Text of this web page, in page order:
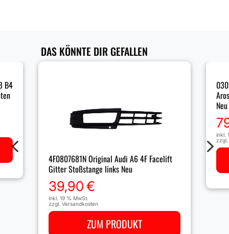
DAS KÖNNTE DIR GEFALLEN
B4
4F0807681N Original Audi A6 4F Facelift
Gitter Stoßstange links Neu
39,90€
inkl. 19 % MwSt.
zzgl. Versandkosten
ZUM PRODUKT
Neu
inkl.
zzgl.
4 5